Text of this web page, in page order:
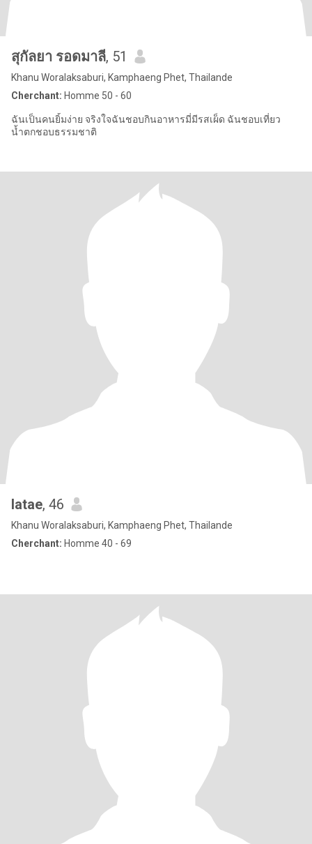
สุกัลยา รอดมาลี, 51
Khanu Woralaksaburi, Kamphaeng Phet, Thailande
Cherchant: Homme 50 - 60
ฉันเป็นคนยิ้มง่าย จริงใจฉันชอบกินอาหารมี่มีรสเผ็ด ฉันชอบเที่ยว
น้ำตกชอบธรรมชาติ
latae, 46
Khanu Woralaksaburi, Kamphaeng Phet, Thailande
Cherchant: Homme 40 - 69